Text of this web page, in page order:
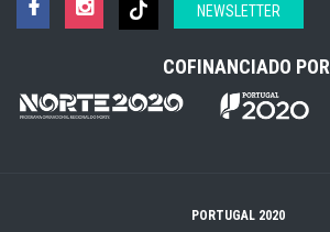
NEWSLETTER
COFINANCIADO POR
PORTUGAL 2020